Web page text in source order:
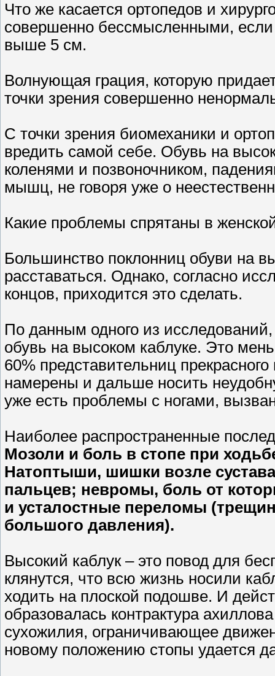
Что же касается ортопедов и
совершенно бессмысленными, если
выше 5 см.
Волнующая грация, которую
точки зрения совершенно
С точки зрения биомеханики и
вредить самой себе. Обувь на
коленями и позвоночником,
мышц, не говоря уже о
Какие проблемы спрятаны в
Большинство поклонниц обуви на
расставаться. Однако, согласно
концов, приходится это сделать.
По данным одного из
обувь на высоком каблуке. Это
60% представительниц
намерены и дальше носить
уже есть проблемы с ногами,
Наиболее распространенные
Мозоли и боль в стопе при
Натоптыши, шишки возле
пальцев; невромы, боль от
и усталостные переломы
большого давления).
Высокий каблук – это повод для
клянутся, что всю жизнь носили
ходить на плоской подошве. И
образовалась контрактура
сухожилия, ограничивающее
новому положению стопы удается